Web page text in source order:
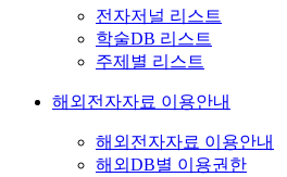
전자저널 리스트
학술DB 리스트
주제별 리스트
해외전자자료 이용안내
해외전자자료 이용안내
해외DB별 이용권한